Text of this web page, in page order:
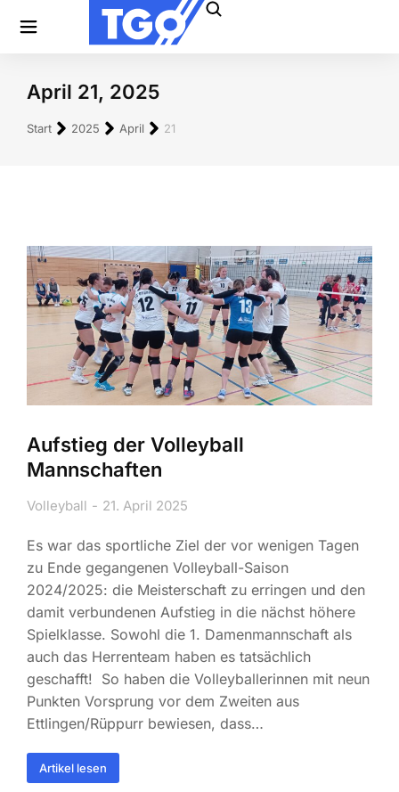
April 21, 2025
Sie befinden sich hier:
Start 2025 April 21
Aufstieg der Volleyball
Mannschaften
Volleyball 21. April 2025
Es war das sportliche Ziel der vor wenigen Tagen
zu Ende gegangenen Volleyball-Saison
2024/2025: die Meisterschaft zu erringen und den
damit verbundenen Aufstieg in die nächst höhere
Spielklasse. Sowohl die 1. Damenmannschaft als
auch das Herrenteam haben es tatsächlich
geschafft! So haben die Volleyballerinnen mit neun
Punkten Vorsprung vor dem Zweiten aus
Ettlingen/Rüppurr bewiesen, dass…
Artikel lesen